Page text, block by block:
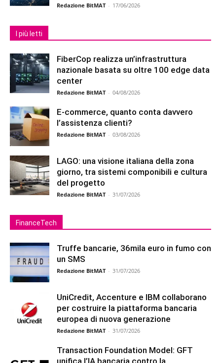
Redazione BitMAT - 17/06/2026
I più letti
FiberCop realizza un’infrastruttura
nazionale basata su oltre 100 edge data
center
Redazione BitMAT - 04/08/2026
E-commerce, quanto conta davvero
l’assistenza clienti?
Redazione BitMAT - 03/08/2026
LAGO: una visione italiana della zona
giorno, tra sistemi componibili e cultura
del progetto
Redazione BitMAT - 31/07/2026
FinanceTech
Truffe bancarie, 36mila euro in fumo con
un SMS
Redazione BitMAT - 31/07/2026
UniCredit, Accenture e IBM collaborano
per costruire la piattaforma bancaria
europea di nuova generazione
Redazione BitMAT - 31/07/2026
Transaction Foundation Model: GFT
unifica l’IA bancaria contro la